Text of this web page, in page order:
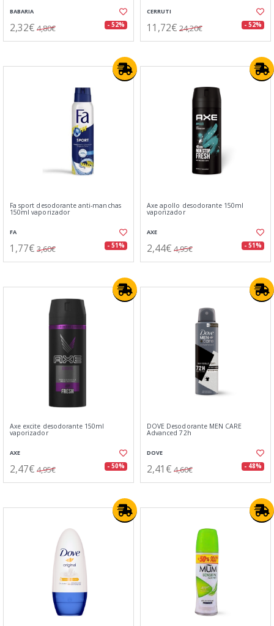
BABARIA
2,32€ 4,80€ - 52%
CERRUTI
11,72€ 24,20€ - 52%
Fa sport desodorante anti-manchas
150ml vaporizador
FA
1,77€ 3,60€ - 51%
Axe apollo desodorante 150ml
vaporizador
AXE
2,44€ 4,95€ - 51%
Axe excite desodorante 150ml
vaporizador
AXE
2,47€ 4,95€ - 50%
DOVE Desodorante MEN CARE
Advanced 72h
DOVE
2,41€ 4,60€ - 48%